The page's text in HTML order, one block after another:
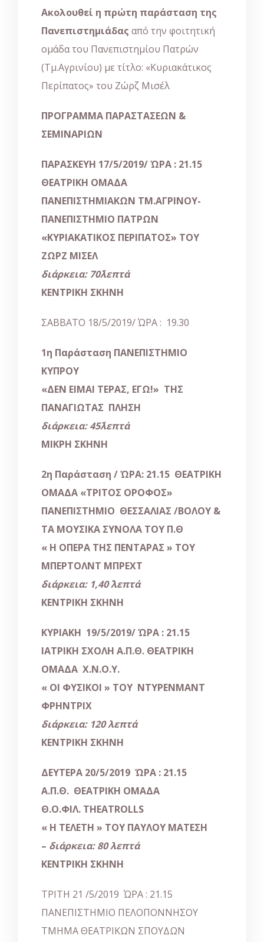
Ακολουθεί η πρώτη παράσταση της
Πανεπιστημιάδας από την φοιτητική
ομάδα του Πανεπιστημίου Πατρών
(Τμ.Αγρινίου) με τίτλο: «Κυριακάτικος
Περίπατος» του Ζώρζ Μισέλ
ΠΡΟΓΡΑΜΜΑ ΠΑΡΑΣΤΑΣΕΩΝ &
ΣΕΜΙΝΑΡΙΩΝ
ΠΑΡΑΣΚΕΥΗ 17/5/2019/ ΏΡΑ : 21.15
ΘΕΑΤΡΙΚΗ ΟΜΑΔΑ
ΠΑΝΕΠΙΣΤΗΜΙΑΚΩΝ ΤΜ.ΑΓΡΙΝΟΥ-
ΠΑΝΕΠΙΣΤΗΜΙΟ ΠΑΤΡΩΝ
«ΚΥΡΙΑΚΑΤΙΚΟΣ ΠΕΡΙΠΑΤΟΣ» ΤΟΥ
ΖΩΡΖ ΜΙΣΕΛ
διάρκεια: 70΄λεπτά
ΚΕΝΤΡΙΚΗ ΣΚΗΝΗ
ΣΑΒΒΑΤΟ 18/5/2019/ ΏΡΑ : 19.30
1η Παράσταση ΠΑΝΕΠΙΣΤΗΜΙΟ
ΚΥΠΡΟΥ
«ΔΕΝ ΕΙΜΑΙ ΤΕΡΑΣ, ΕΓΩ!» ΤΗΣ
ΠΑΝΑΓΙΩΤΑΣ ΠΛΗΣΗ
διάρκεια: 45΄λεπτά
ΜΙΚΡΗ ΣΚΗΝΗ
2η Παράσταση / ΏΡΑ: 21.15 ΘΕΑΤΡΙΚΗ
ΟΜΑΔΑ «ΤΡΙΤΟΣ ΟΡΟΦΟΣ»
ΠΑΝΕΠΙΣΤΗΜΙΟ ΘΕΣΣΑΛΙΑΣ /ΒΟΛΟΥ &
ΤΑ ΜΟΥΣΙΚΑ ΣΥΝΟΛΑ ΤΟΥ Π.Θ
« Η ΟΠΕΡΑ ΤΗΣ ΠΕΝΤΑΡΑΣ » ΤΟΥ
ΜΠΕΡΤΟΛΝΤ ΜΠΡΕΧΤ
διάρκεια: 1,40΄ λεπτά
ΚΕΝΤΡΙΚΗ ΣΚΗΝΗ
ΚΥΡΙΑΚΗ 19/5/2019/ ΏΡΑ : 21.15
ΙΑΤΡΙΚΗ ΣΧΟΛΗ Α.Π.Θ. ΘΕΑΤΡΙΚΗ
ΟΜΑΔΑ Χ.Ν.Ο.Υ.
« ΟΙ ΦΥΣΙΚΟΙ » ΤΟΥ ΝΤΥΡΕΝΜΑΝΤ
ΦΡΗΝΤΡΙΧ
διάρκεια: 120 λεπτά
ΚΕΝΤΡΙΚΗ ΣΚΗΝΗ
ΔΕΥΤΕΡΑ 20/5/2019 ΏΡΑ : 21.15
Α.Π.Θ. ΘΕΑΤΡΙΚΗ ΟΜΑΔΑ
Θ.Ο.ΦΙΛ. THEATROLLS
« Η ΤΕΛΕΤΗ » ΤΟΥ ΠΑΥΛΟΥ ΜΑΤΕΣΗ
– διάρκεια: 80 λεπτά
ΚΕΝΤΡΙΚΗ ΣΚΗΝΗ
ΤΡΙΤΗ 21 /5/2019 ΏΡΑ : 21.15
ΠΑΝΕΠΙΣΤΗΜΙΟ ΠΕΛΟΠΟΝΝΗΣΟΥ
ΤΜΗΜΑ ΘΕΑΤΡΙΚΩΝ ΣΠΟΥΔΩΝ